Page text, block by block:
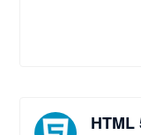
HTML